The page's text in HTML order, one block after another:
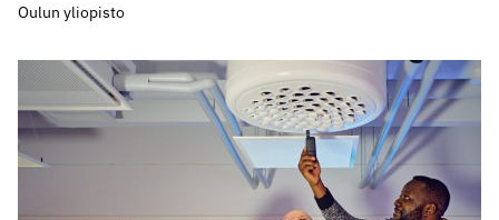
Oulun yliopisto